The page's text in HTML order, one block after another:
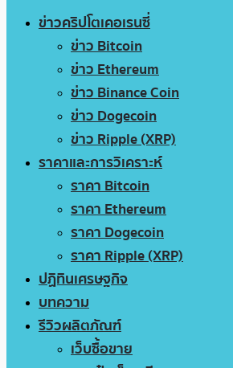
ข่าวคริปโตเคอเรนซี่
ข่าว Bitcoin
ข่าว Ethereum
ข่าว Binance Coin
ข่าว Dogecoin
ข่าว Ripple (XRP)
ราคาและการวิเคราะห์
ราคา Bitcoin
ราคา Ethereum
ราคา Dogecoin
ราคา Ripple (XRP)
ปฏิทินเศรษฐกิจ
บทความ
รีวิวผลิตภัณฑ์
เว็บซื้อขาย